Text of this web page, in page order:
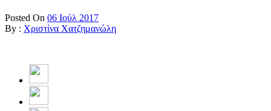
Posted On 06 Ιούλ 2017
By : Χριστίνα Χατζημανώλη